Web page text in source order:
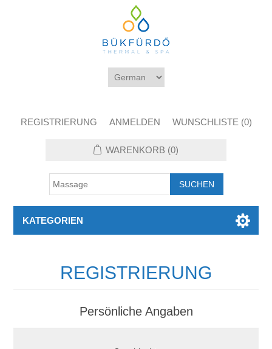
REGISTRIERUNG ANMELDEN WUNSCHLISTE (0)
WARENKORB (0)
KATEGORIEN
REGISTRIERUNG
Persönliche Angaben